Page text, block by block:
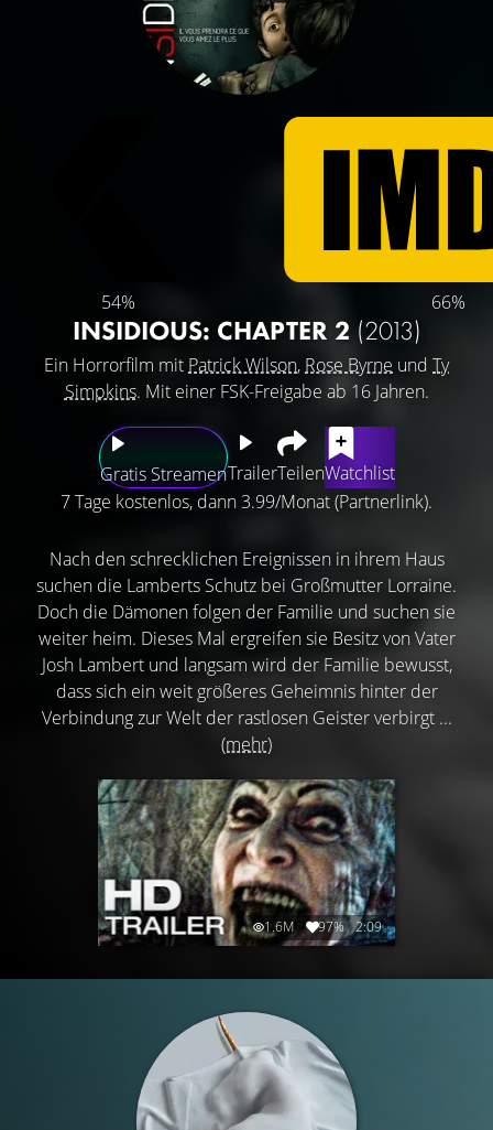
54% 66%
INSIDIOUS: CHAPTER 2 (2013)
Ein Horrorfilm mit Patrick Wilson, Rose Byrne und Ty
Simpkins. Mit einer FSK-Freigabe ab 16 Jahren.
Gratis StreamenTrailerTeilenWatchlist
7 Tage kostenlos, dann 3.99/Monat (Partnerlink).
Nach den schrecklichen Ereignissen in ihrem Haus
suchen die Lamberts Schutz bei Großmutter Lorraine.
Doch die Dämonen folgen der Familie und suchen sie
weiter heim. Dieses Mal ergreifen sie Besitz von Vater
Josh Lambert und langsam wird der Familie bewusst,
dass sich ein weit größeres Geheimnis hinter der
Verbindung zur Welt der rastlosen Geister verbirgt ...
(mehr)
1.6M 97% 2:09